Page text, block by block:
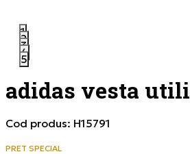
1
2
3
4
5
adidas vesta
Cod produs: H15791
PRET SPECIAL